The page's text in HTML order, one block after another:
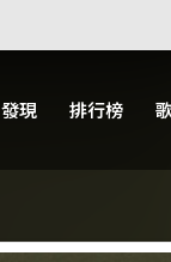
發現 排行榜